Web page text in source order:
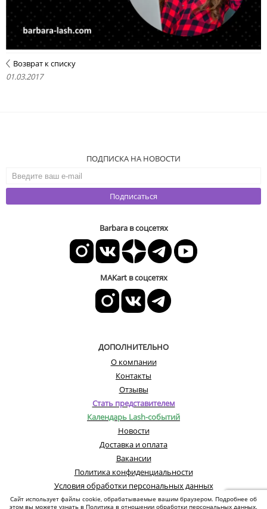
Возврат к списку
01.03.2017
ПОДПИСКА НА НОВОСТИ
Подписаться
Barbara в соцсетях
MAKart в соцсетях
ДОПОЛНИТЕЛЬНО
О компании
Контакты
Отзывы
Стать представителем
Календарь Lash-событий
Новости
Доставка и оплата
Вакансии
Политика конфиденциальности
Условия обработки персональных данных
Сайт использует файлы cookie, обрабатываемые вашим браузером. Подробнее об
этом вы можете узнать в Политика в отношении обработки персональных данных.